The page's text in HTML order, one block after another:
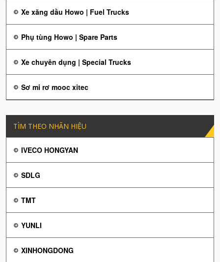
Xe xăng dầu Howo | Fuel Trucks
Phụ tùng Howo | Spare Parts
Xe chuyên dụng | Special Trucks
Sơ mi rơ mooc xitec
TÌM THEO NHÃN HIỆU
IVECO HONGYAN
SDLG
TMT
YUNLI
XINHONGDONG